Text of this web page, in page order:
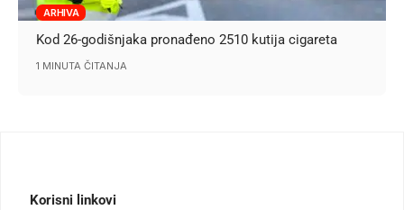
ARHIVA
Kod 26-godišnjaka pronađeno 2510 kutija cigareta
1 MINUTA ČITANJA
Korisni linkovi